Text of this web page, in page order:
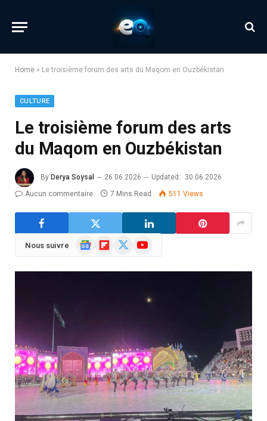
Home » Le troisième forum des arts du Maqom en Ouzbékistan
CULTURE
Le troisième forum des arts
du Maqom en Ouzbékistan
By Derya Soysal 26.06.2026 Updated:
30.06.2026
Aucun commentaire
7 Mins Read 511 Views
Nous suivre
GoogleFlipboard YouTube